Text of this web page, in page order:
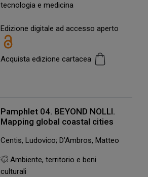
tecnologia e medicina
Edizione digitale ad accesso aperto
Acquista edizione cartacea
Pamphlet 04. BEYOND NOLLI.
Mapping global coastal cities
Centis, Ludovico; D’Ambros, Matteo
Ambiente, territorio e beni
culturali